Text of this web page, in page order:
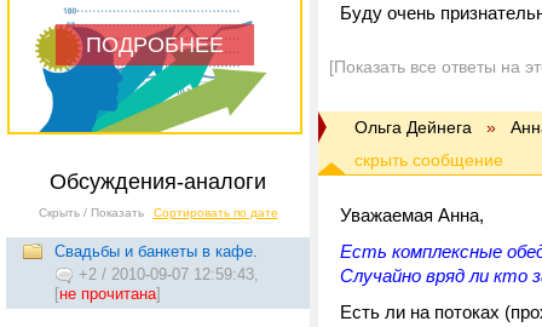
ПОДРОБНЕЕ
Обсуждения-аналоги
Скрыть / Показать Сортировать по дате
Свадьбы и банкеты в кафе.
+2 / 2010-09-07 12:59:43,
[не прочитана]
Буду очень
[Показать все ответы на
Ольга Дейнега »
Уважаемая Анна,
Есть комплексные
Случайно вряд ли кто
Есть ли на потоках